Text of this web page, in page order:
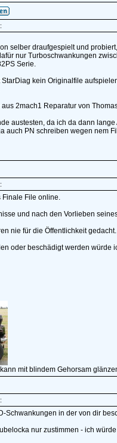
selber draufgespielt und
nur Turboschwankungen
Serie.
StarDiag kein Originalfile
aus 2mach1 Reparatur von
austesten, da ich da dann lange
auch PN schreiben wegen nem
Finale File online.
und nach den Vorlieben
nie für die Öffentlichkeit gedacht.
oder beschädigt werden würde
mit blindem Gehorsam
Schwankungen in der von dir
nur zustimmen - ich